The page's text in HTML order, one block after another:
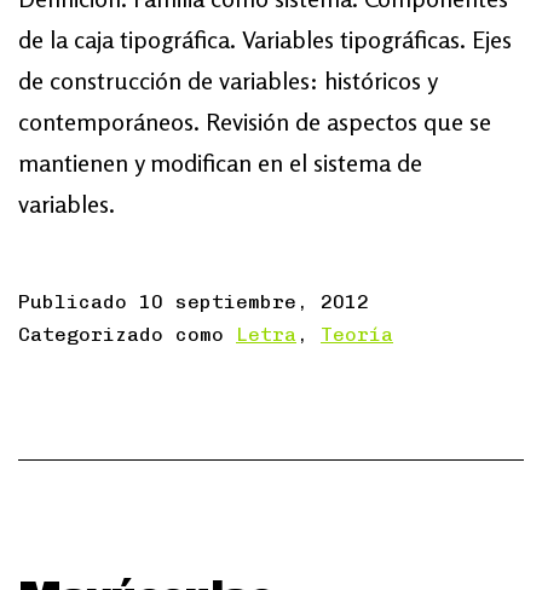
de la caja tipográfica. Variables tipográficas. Ejes
de construcción de variables: históricos y
contemporáneos. Revisión de aspectos que se
mantienen y modifican en el sistema de
variables.
Publicado 10 septiembre, 2012
Categorizado como
Letra , Teoría